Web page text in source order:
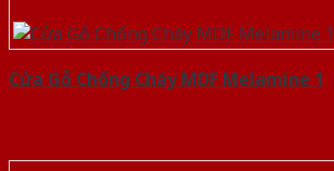
Cửa Gỗ Chống Cháy MDF Melamine 1